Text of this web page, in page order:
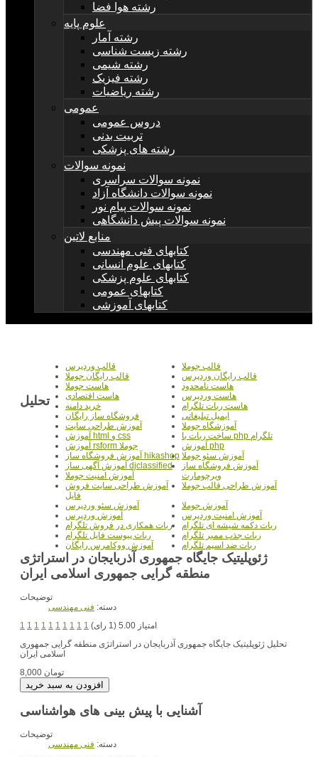
رشته هوا فضا
علوم پایه
رشته آمار
رشته زیست شناسی
رشته شیمی
رشته فیزیک
رشته ریاضیات
عمومی
دروس عمومی
تربیت بدنی
رشته های پزشکی
نمونه سوالات
نمونه سوالات سراسری
نمونه سوالات دانشگاه آزاد
نمونه سوالات پیام نور
نمونه سوالات پیش دانشگاهی
منابع لاتین
کتابهای فنی مهندسی
کتابهای علوم انسانی
کتابهای علوم پزشکی
کتابهای عمومی
کتابهای آموزشی
قالب جوملا
قالب وردپرس
قالب رایگان وردپرس
قالب رایگان جوملا
هاست نامحدود
هاست جوملا
هاست وردپرس
هاست اقتصادی
هاست ربات تلگرام
خرید دامنه
ایمیل تبلیغاتی
فروشگاه ساز رایگان
آموزشگاه جوملا
آموزش طراحی سایت
ساخت ربات با php تلگرام
آموزش html و css
آموزش php
آموزش rsform جوملا
آموزش سئو جوملا آموزش فروشگاه ساز hikashop
آموزش فروشگاه ساز
ویرچومارت
آموزش آگهی ساز djclassified
آموزش امنیت جوملا
آموزش طراحی قالب جوملا
آموزش طراحی سایت فروش
فایل
آموزش جوملا
آموزش سئو وردپرس
آموزش امنیت وردپرس
آموزش وردپرس
ربات دکمه شیشه ای تلگرام
ربات همکاری در فروش تلگرام
ربات جذب ممبر تلگرام
ربات پیوست فایل تلگرام
ربات ضد اسپم تلگرام
آموزش ووکامرس رایگان
تحلیل
ژئوپلیتیک جایگاه جمهوری آذربایجان در استراتژی
منطقه گرایی جمهوری اسلامی ایران
توضیحات
دسته: فنی مهندسی
1 1 1 1 1 1 1 1 1 1
امتیاز 5.00 (1 رای)
تحلیل ژئوپلیتیک جایگاه جمهوری آذربایجان در استراتژی منطقه گرایی جمهوری
اسلامی ایران
8,000 تومان
آشنایی با پیش بینی های هواشناسی
توضیحات
دسته: فنی مهندسی